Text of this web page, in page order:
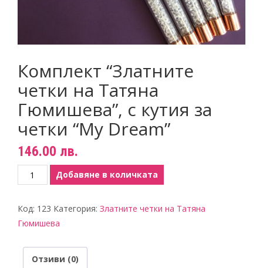
Комплект “Златните
четки на Татяна
Гюмишева”, с кутия за
четки “My Dream”
146.00 лв.
количество
за
"Златните
на
Татяна
Добавяне в количката
Код: 123 Категория: Златните четки на Татяна
Гюмишева
Отзиви (0)